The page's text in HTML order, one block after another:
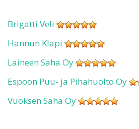
Brigatti Veli
Hannun Klapi
Laineen Saha Oy
Espoon Puu- ja Pihahuolto Oy
Vuoksen Saha Oy